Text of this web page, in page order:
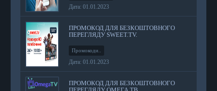
Дата: 01.01.2023
ПРОМОКОД ДЛЯ БЕЗКОШТОВНОГО
ПЕРЕГЛЯДУ SWEET.TV.
Промокоди..
Дата: 01.01.2023
ПРОМОКОД ДЛЯ БЕЗКОШТОВНОГО